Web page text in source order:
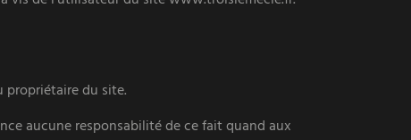
propriétaire du site.
aucune responsabilité de ce fait quand aux